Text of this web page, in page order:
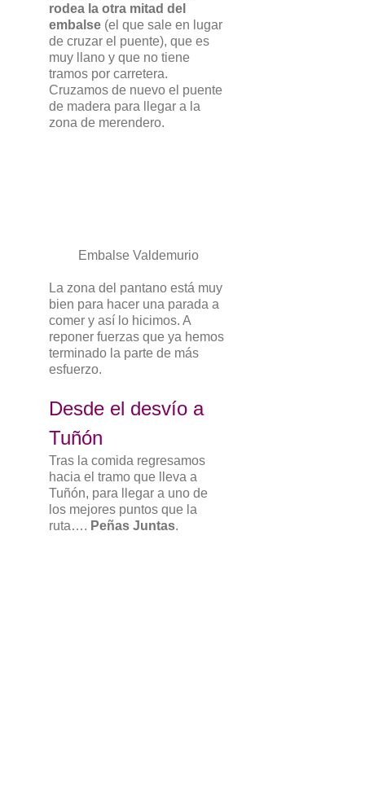
rodea la otra mitad del
embalse (el que sale en lugar
de cruzar el puente), que es
muy llano y que no tiene
tramos por carretera.
Cruzamos de nuevo el puente
de madera para llegar a la
zona de merendero.
Embalse Valdemurio
La zona del pantano está muy
bien para hacer una parada a
comer y así lo hicimos. A
reponer fuerzas que ya hemos
terminado la parte de más
esfuerzo.
Desde el desvío a
Tuñón
Tras la comida regresamos
hacia el tramo que lleva a
Tuñón, para llegar a uno de
los mejores puntos que la
ruta…. Peñas Juntas.